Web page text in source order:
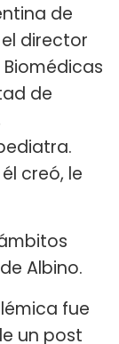
de
director
de
creó, le
Albino.
fue
un post